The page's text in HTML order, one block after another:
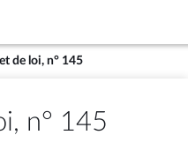
de loi, n° 145
n° 145